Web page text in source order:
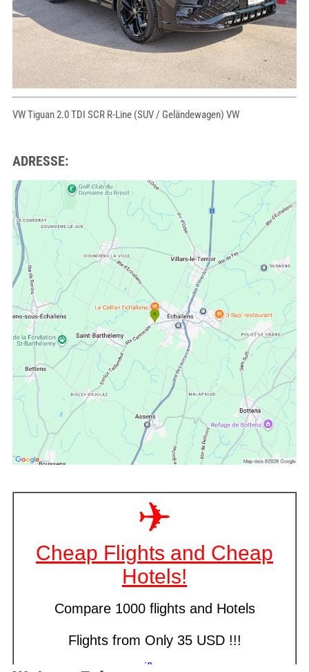
VW Tiguan 2.0 TDI SCR R-Line (SUV / Geländewagen) VW
ADRESSE: